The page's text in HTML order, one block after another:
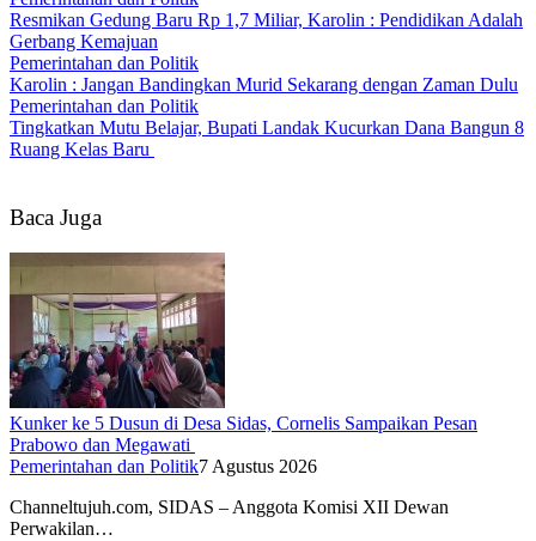
Resmikan Gedung Baru Rp 1,7 Miliar, Karolin : Pendidikan Adalah
Gerbang Kemajuan
Pemerintahan dan Politik
Karolin : Jangan Bandingkan Murid Sekarang dengan Zaman Dulu
Pemerintahan dan Politik
Tingkatkan Mutu Belajar, Bupati Landak Kucurkan Dana Bangun 8
Ruang Kelas Baru
Baca Juga
Kunker ke 5 Dusun di Desa Sidas, Cornelis Sampaikan Pesan
Prabowo dan Megawati
Pemerintahan dan Politik7 Agustus 2026
Channeltujuh.com, SIDAS – Anggota Komisi XII Dewan
Perwakilan…